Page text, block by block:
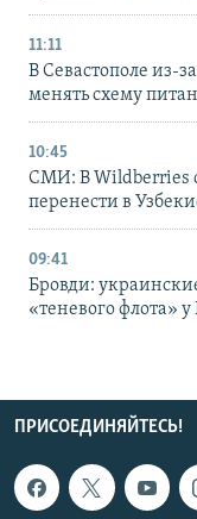
11:11
В Севастополе из-
менять схему
10:45
СМИ: В Wildberries
перенести в
09:41
Бровди:
«теневого флота»
ПРИСОЕДИНЯЙТЕСЬ!